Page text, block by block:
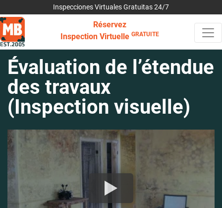
Inspecciones Virtuales Gratuitas 24/7
Réservez
Inspection Virtuelle GRATUITE
Évaluation de l’étendue
des travaux
(Inspection visuelle)